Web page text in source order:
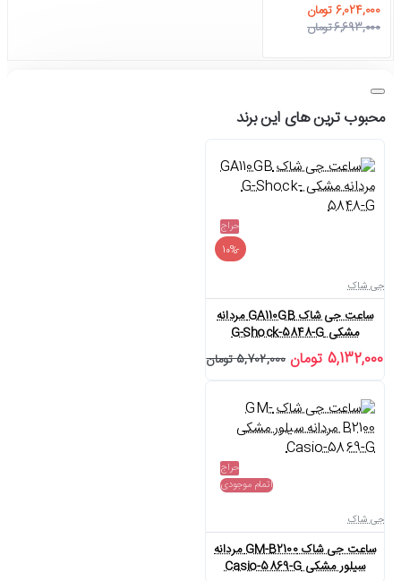
6,024,000 تومان
6,693,000 تومان
محبوب ترین های این برند
حراج
-10%
جی شاک
ساعت جی شاک GA110GB مردانه
مشکی G-Shock-5848-G
5,132,000 تومان 5,702,000 تومان
حراج
اتمام موجودی
جی شاک
ساعت جی شاک GM-B2100 مردانه
سیلور مشکی Casio-5869-G